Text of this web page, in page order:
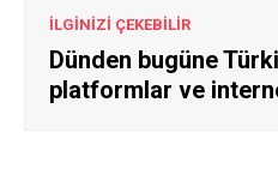
İLGİNİZİ ÇEKEBİLİR
Dünden bugüne
platformlar ve